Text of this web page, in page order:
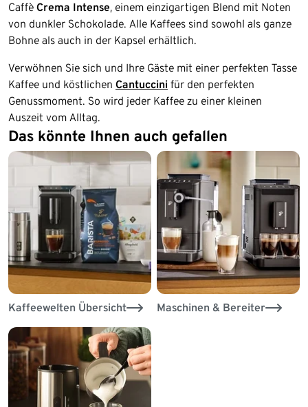
Caffè Crema Intense, einem einzigartigen Blend mit Noten
von dunkler Schokolade. Alle Kaffees sind sowohl als ganze
Bohne als auch in der Kapsel erhältlich.
Verwöhnen Sie sich und Ihre Gäste mit einer perfekten Tasse
Kaffee und köstlichen Cantuccini für den perfekten
Genussmoment. So wird jeder Kaffee zu einer kleinen
Auszeit vom Alltag.
Das könnte Ihnen auch gefallen
Kaffeewelten Übersicht Maschinen & Bereiter